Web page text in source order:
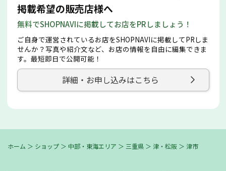
掲載希望の販売店様へ
無料でSHOPNAVIに掲載してお店をPRしましょう！
ご自身で運営されているお店をSHOPNAVIに掲載してPRしま
せんか？写真や紹介文など、お店の情報を自由に編集できま
す。最短即日で公開可能！
詳細・お申し込みはこちら
ホーム ＞ ショップ ＞ 中部・東海エリア ＞ 三重県 ＞ 津・松阪 ＞ 津市